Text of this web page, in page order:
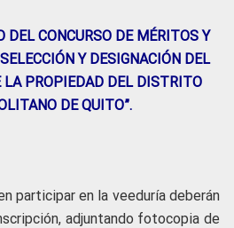
DEL CONCURSO DE MÉRITOS Y
Y DESIGNACIÓN DEL
LA PROPIEDAD DEL DISTRITO
DE QUITO”.
participar en la veeduría deberán
adjuntando fotocopia de